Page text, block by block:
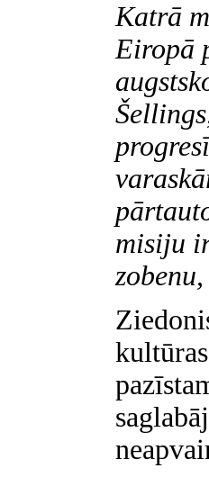
Katrā
Eiropā
misiju